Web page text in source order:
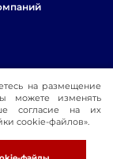
на размещение
можете изменять
согласие на их
cookie-файлов».